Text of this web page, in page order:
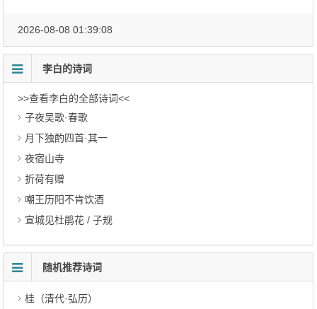
2026-08-08 01:39:08
李白的诗词
>>查看李白的全部诗词<<
子夜吴歌·春歌
月下独酌四首·其一
夜宿山寺
折荷有赠
嘲王历阳不肯饮酒
宣城见杜鹃花 / 子规
随机推荐诗词
桂（清代·弘历）